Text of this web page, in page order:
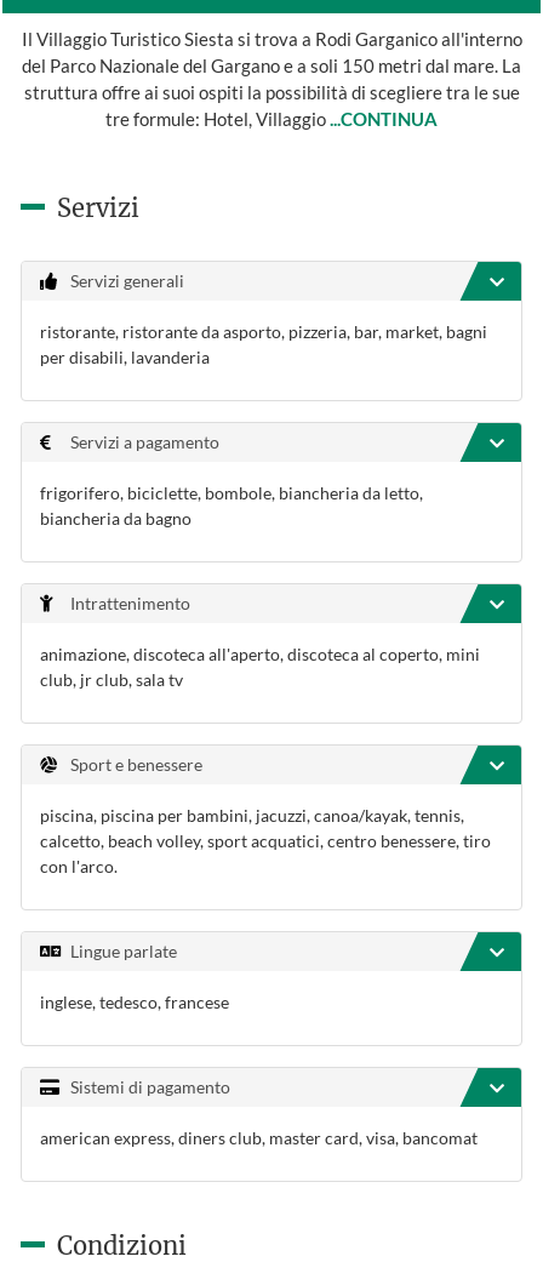
Il Villaggio Turistico Siesta si trova a Rodi Garganico all'interno
del Parco Nazionale del Gargano e a soli 150 metri dal mare. La
struttura offre ai suoi ospiti la possibilità di scegliere tra le sue
tre formule: Hotel, Villaggio...CONTINUA
Servizi
Servizi generali
ristorante, ristorante da asporto, pizzeria, bar, market, bagni
per disabili, lavanderia
Servizi a pagamento
frigorifero, biciclette, bombole, biancheria da letto,
biancheria da bagno
Intrattenimento
animazione, discoteca all'aperto, discoteca al coperto, mini
club, jr club, sala tv
Sport e benessere
piscina, piscina per bambini, jacuzzi, canoa/kayak, tennis,
calcetto, beach volley, sport acquatici, centro benessere, tiro
con l'arco.
Lingue parlate
inglese, tedesco, francese
Sistemi di pagamento
american express, diners club, master card, visa, bancomat
Condizioni